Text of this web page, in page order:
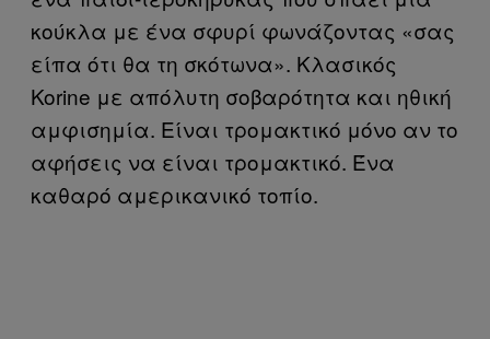
κούκλα με ένα σφυρί φωνάζοντας «σας
είπα ότι θα τη σκότωνα». Κλασικός
Korine με απόλυτη σοβαρότητα και ηθική
αμφισημία. Είναι τρομακτικό μόνο αν το
αφήσεις να είναι τρομακτικό. Ένα
καθαρό αμερικανικό τοπίο.